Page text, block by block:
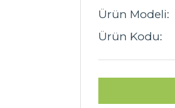
Ürün Modeli:
Ürün Kodu: